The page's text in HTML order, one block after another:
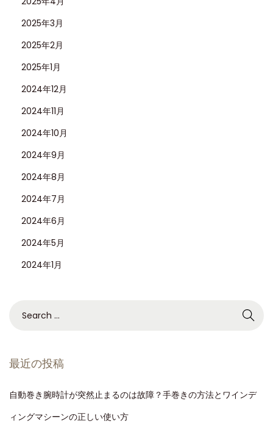
2025年3月
2025年2月
2025年1月
2024年12月
2024年11月
2024年10月
2024年9月
2024年8月
2024年7月
2024年6月
2024年5月
2024年1月
最近の投稿
自動巻き腕時計が突然止まるのは故障？手巻きの方法とワインデ
ィングマシーンの正しい使い方